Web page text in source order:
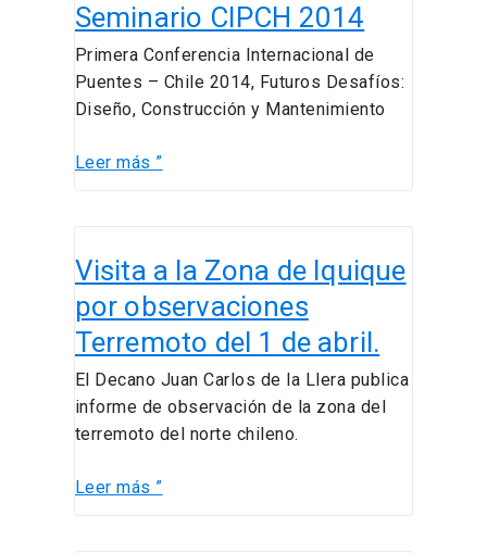
Seminario CIPCH 2014
Primera Conferencia Internacional de
Puentes – Chile 2014, Futuros Desafíos:
Diseño, Construcción y Mantenimiento
CIPCH
Leer más ”
Visita a la Zona de Iquique
por observaciones
Terremoto del 1 de abril.
El Decano Juan Carlos de la Llera publica
informe de observación de la zona del
terremoto del norte chileno.
a
Zona
de
Iquique
por
observaciones
del
Leer más ”